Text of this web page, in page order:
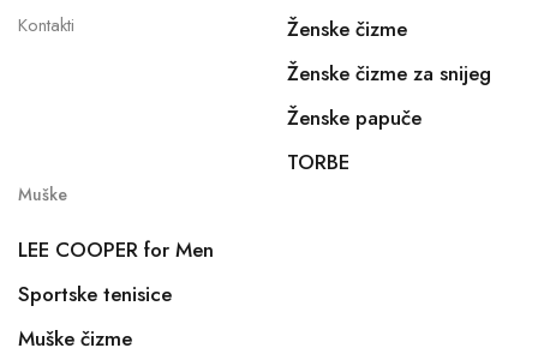
Kontakti
Ženske čizme
Ženske čizme za snijeg
Ženske papuče
TORBE
Muške
LEE COOPER for Men
Sportske tenisice
Muške čizme